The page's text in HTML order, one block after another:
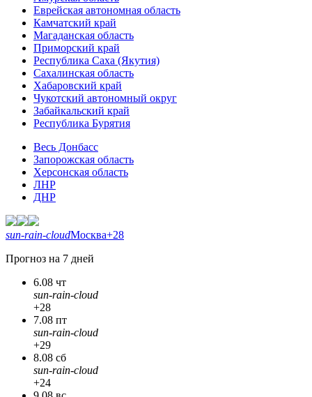
Еврейская автономная область
Камчатский край
Магаданская область
Приморский край
Республика Саха (Якутия)
Сахалинская область
Хабаровский край
Чукотский автономный округ
Забайкальский край
Республика Бурятия
Весь Донбасс
Запорожская область
Херсонская область
ЛНР
ДНР
sun-rain-cloudМосква+28
Прогноз на 7 дней
6.08 чт
sun-rain-cloud
+28
7.08 пт
sun-rain-cloud
+29
8.08 сб
sun-rain-cloud
+24